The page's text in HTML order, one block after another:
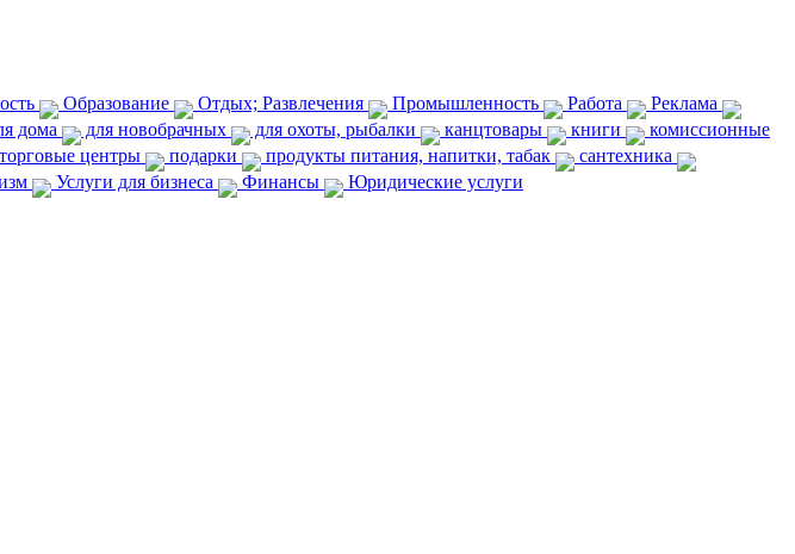
Образование Отдых; Развлечения Промышленность Работа
Реклама
дома для новобрачных для охоты, рыбалки канцтовары книги
комиссионные
центры подарки продукты питания, напитки, табак
сантехника
Услуги для бизнеса Финансы Юридические услуги